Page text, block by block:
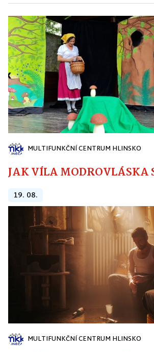
MULTIFUNKČNÍ CENTRUM HLINSKO
JAK VÍLA
19. 08.
MULTIFUNKČNÍ CENTRUM HLINSKO